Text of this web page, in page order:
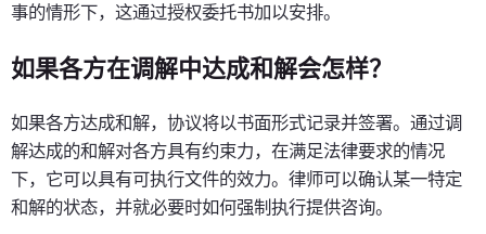
事的情形下，这通过授权委托书加以安排。
如果各方在调解中达成和解会怎样？
如果各方达成和解，协议将以书面形式记录并签署。通过调
解达成的和解对各方具有约束力，在满足法律要求的情况
下，它可以具有可执行文件的效力。律师可以确认某一特定
和解的状态，并就必要时如何强制执行提供咨询。